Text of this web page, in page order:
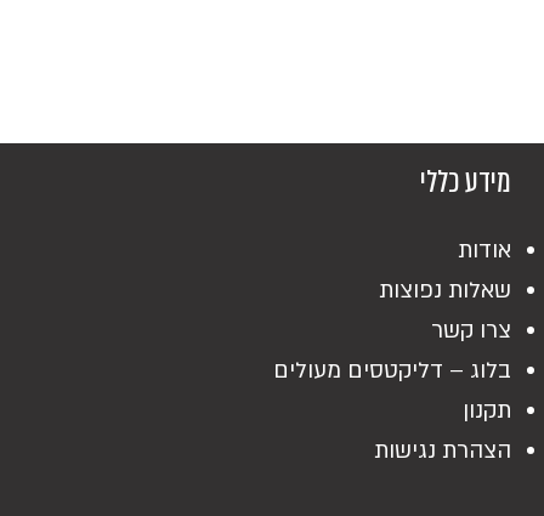
מידע כללי
אודות
שאלות נפוצות
צרו קשר
בלוג – דליקטסים מעולים
תקנון
הצהרת נגישות